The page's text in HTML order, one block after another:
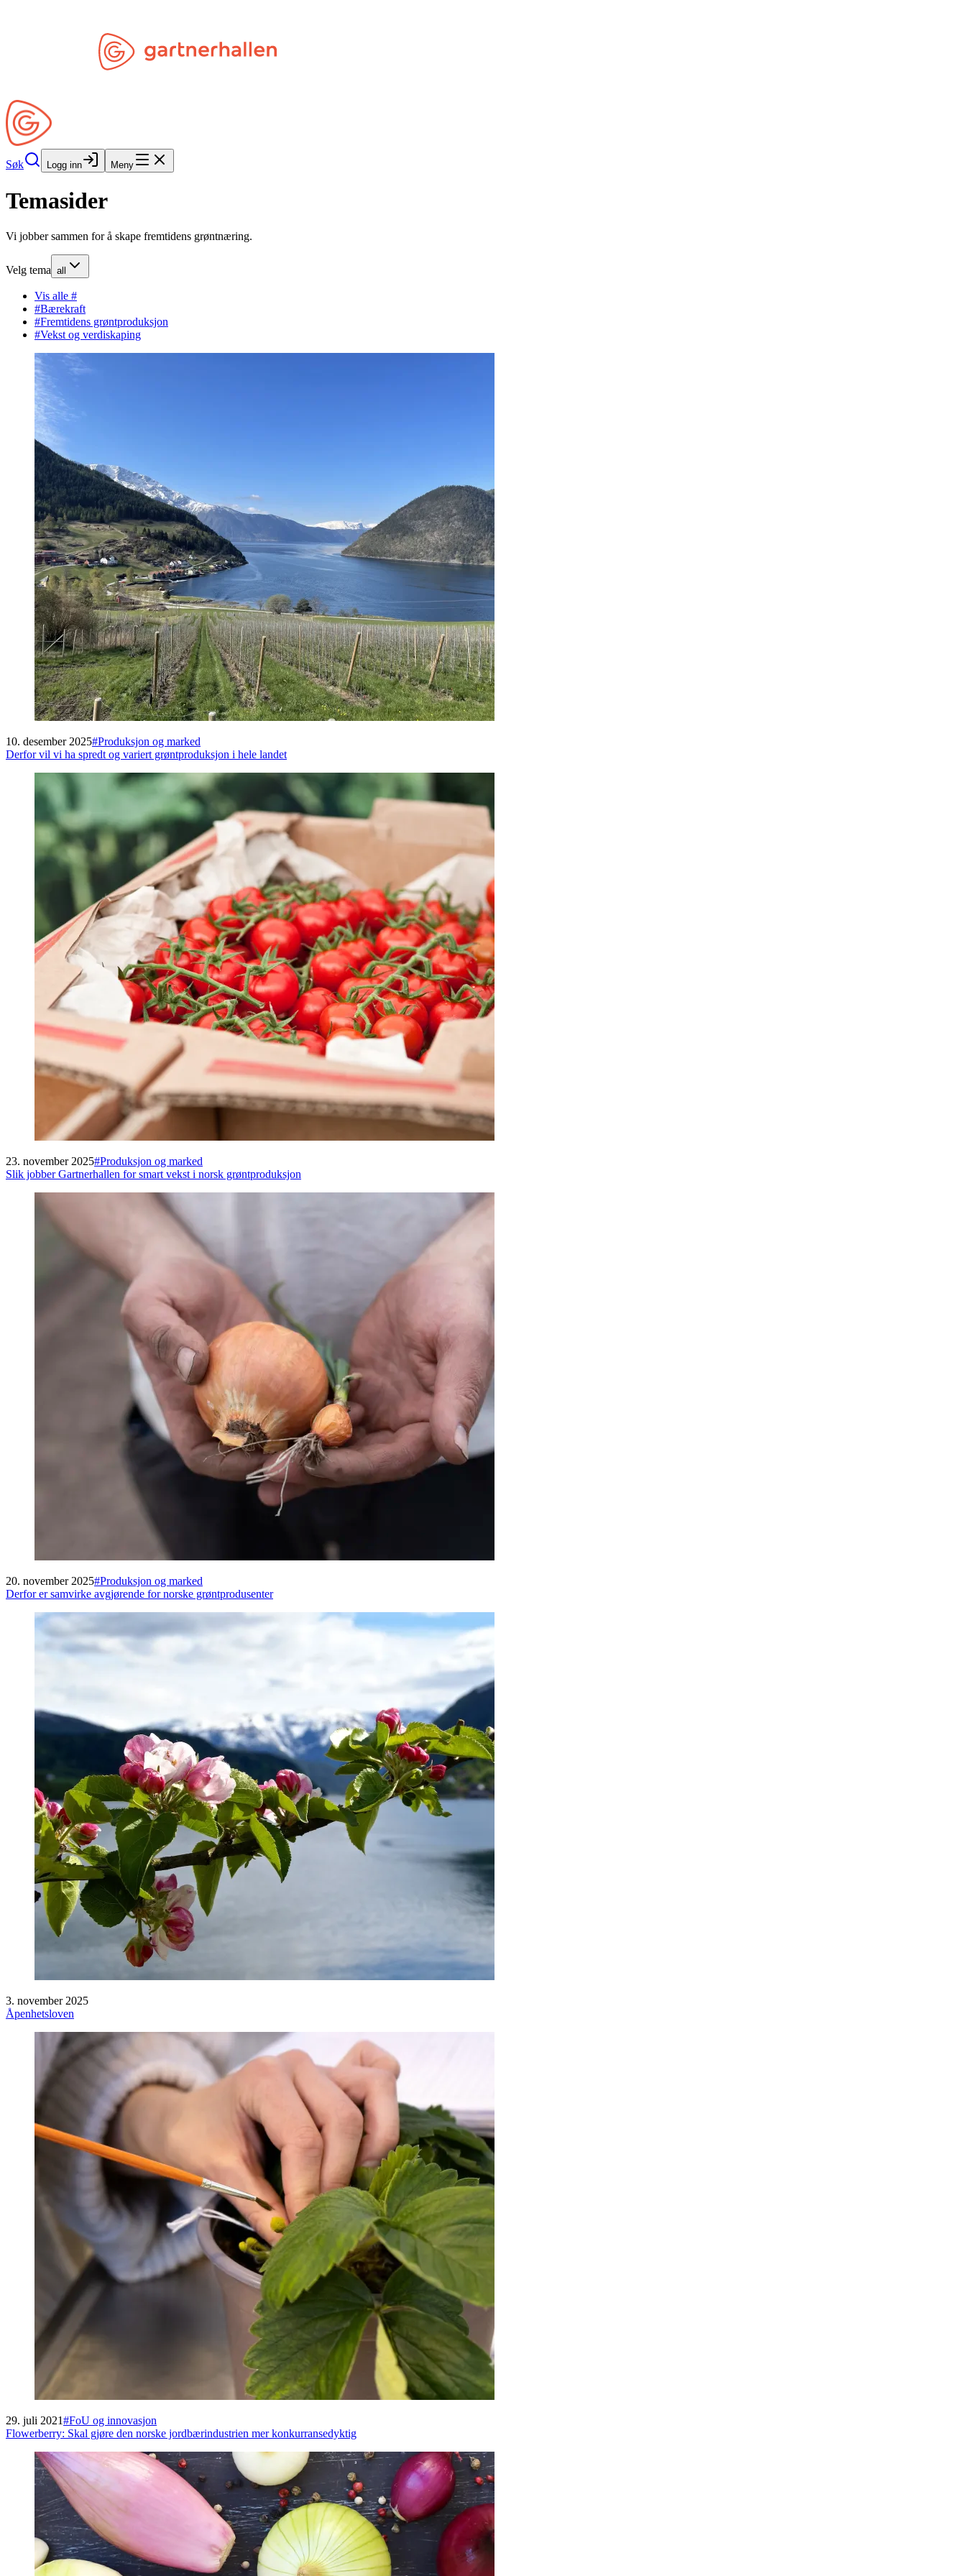
Søk
Åpne Min Side
Logg inn
Meny
Temasider
Vi jobber sammen for å skape fremtidens grøntnæring.
Velg tema all
Vis alle #
#Bærekraft
#Fremtidens grøntproduksjon
#Vekst og verdiskaping
10. desember 2025#Produksjon og marked
Derfor vil vi ha spredt og variert grøntproduksjon i hele landet
23. november 2025#Produksjon og marked
Slik jobber Gartnerhallen for smart vekst i norsk grøntproduksjon
20. november 2025#Produksjon og marked
Derfor er samvirke avgjørende for norske grøntprodusenter
3. november 2025
Åpenhetsloven
29. juli 2021#FoU og innovasjon
Flowerberry: Skal gjøre den norske jordbærindustrien mer konkurransedyktig